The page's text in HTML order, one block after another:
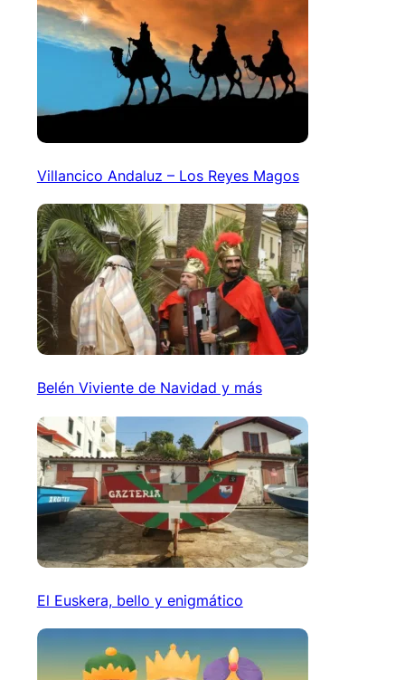
Villancico Andaluz – Los Reyes Magos
Belén Viviente de Navidad y más
El Euskera, bello y enigmático